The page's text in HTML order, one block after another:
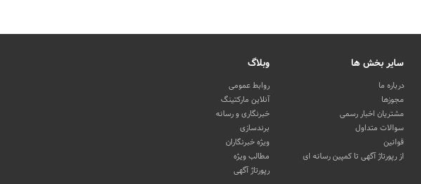
سایر بخش ها
درباره ما
مجوزها
مشتریان اخبار رسمی
سوالات متداول
قوانین
از رپورتاژ آگهی تا کمپین رسانه ای
وبلاگ
روابط عمومی
آنلاین مارکتینگ
خبرنگاری و رسانه
برندسازی
ویژه خبرنگاران
مطالب ویژه
رپورتاژ آگهی